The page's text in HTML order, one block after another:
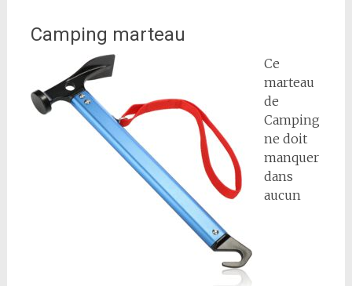
Camping marteau
Ce
marteau
de
Camping
ne doit
manquer
dans
aucun